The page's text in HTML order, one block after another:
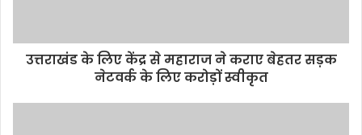
उत्तराखंड के लिए केंद्र से महाराज ने कराए बेहतर सड़क
नेटवर्क के लिए करोड़ों स्वीकृत